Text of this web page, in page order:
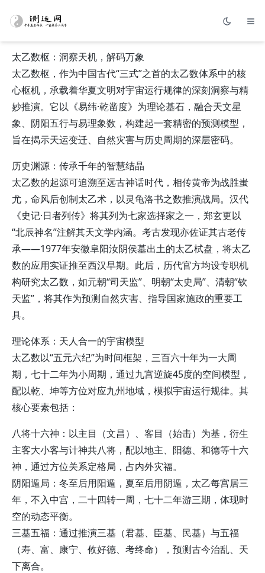
太乙数枢：洞察天机，解码万象
太乙数枢，作为中国古代“三式”之首的太乙数体系中的核
心枢机，承载着华夏文明对宇宙运行规律的深刻洞察与精
妙推演。它以《易纬·乾凿度》为理论基石，融合天文星
象、阴阳五行与易理象数，构建起一套精密的预测模型，
旨在揭示天运变迁、自然灾害与历史周期的深层密码。
历史渊源：传承千年的智慧结晶
太乙数的起源可追溯至远古神话时代，相传黄帝为战胜蚩
尤，命风后创制太乙术，以灵龟洛书之数推演战局。汉代
《史记·日者列传》将其列为七家选择家之一，郑玄更以
“北辰神名”注解其天文学内涵。考古发现亦佐证其古老传
承——1977年安徽阜阳汝阴侯墓出土的太乙栻盘，将太乙
数的应用实证推至西汉早期。此后，历代官方均设专职机
构研究太乙数，如元朝“司天监”、明朝“太史局”、清朝“钦
天监”，将其作为预测自然灾害、指导国家施政的重要工
具。
理论体系：天人合一的宇宙模型
太乙数以“五元六纪”为时间框架，三百六十年为一大周
期，七十二年为小周期，通过九宫逆旋45度的空间模型，
配以乾、坤等方位对应九州地域，模拟宇宙运行规律。其
核心要素包括：
八将十六神：以主目（文昌）、客目（始击）为基，衍生
主客大小客与计神共八将，配以地主、阳德、和德等十六
神，通过方位关系定格局，占内外灾福。
阴阳遁局：冬至后用阳遁，夏至后用阴遁，太乙每宫居三
年，不入中宫，二十四转一周，七十二年游三期，体现时
空的动态平衡。
三基五福：通过推演三基（君基、臣基、民基）与五福
（寿、富、康宁、攸好德、考终命），预测古今治乱、天
下离合。